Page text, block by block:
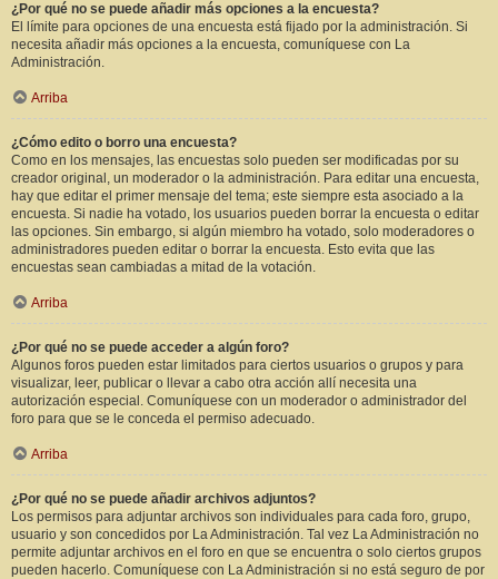
¿Por qué no se puede añadir más opciones a la encuesta?
El límite para opciones de una encuesta está fijado por la administración. Si
necesita añadir más opciones a la encuesta, comuníquese con La
Administración.
Arriba
¿Cómo edito o borro una encuesta?
Como en los mensajes, las encuestas solo pueden ser modificadas por su
creador original, un moderador o la administración. Para editar una encuesta,
hay que editar el primer mensaje del tema; este siempre esta asociado a la
encuesta. Si nadie ha votado, los usuarios pueden borrar la encuesta o editar
las opciones. Sin embargo, si algún miembro ha votado, solo moderadores o
administradores pueden editar o borrar la encuesta. Esto evita que las
encuestas sean cambiadas a mitad de la votación.
Arriba
¿Por qué no se puede acceder a algún foro?
Algunos foros pueden estar limitados para ciertos usuarios o grupos y para
visualizar, leer, publicar o llevar a cabo otra acción allí necesita una
autorización especial. Comuníquese con un moderador o administrador del
foro para que se le conceda el permiso adecuado.
Arriba
¿Por qué no se puede añadir archivos adjuntos?
Los permisos para adjuntar archivos son individuales para cada foro, grupo,
usuario y son concedidos por La Administración. Tal vez La Administración no
permite adjuntar archivos en el foro en que se encuentra o solo ciertos grupos
pueden hacerlo. Comuníquese con La Administración si no está seguro de por